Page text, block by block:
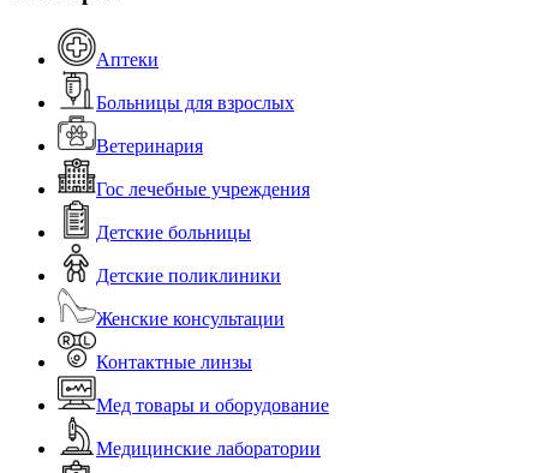
Аптеки
Больницы для взрослых
Ветеринария
Гос лечебные учреждения
Детские больницы
Детские поликлиники
Женские консультации
Контактные линзы
Мед товары и оборудование
Медицинские лаборатории